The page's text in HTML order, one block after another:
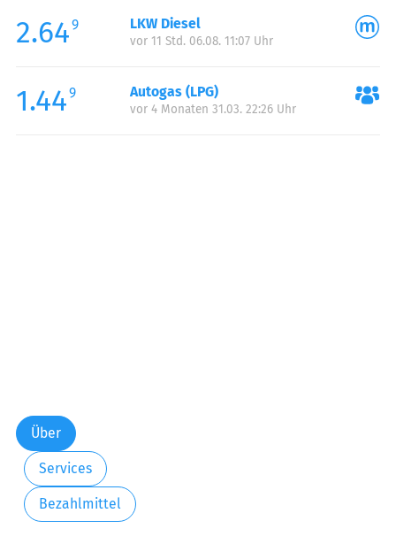
2.649 LKW Diesel
vor 11 Std. 06.08. 11:07 Uhr
1.449 Autogas (LPG)
vor 4 Monaten 31.03. 22:26 Uhr
Über
Services
Bezahlmittel